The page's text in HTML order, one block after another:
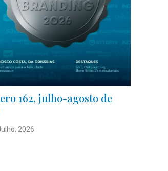
162, julho-agosto de
2026